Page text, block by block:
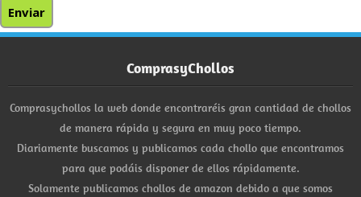
ComprasyChollos
Comprasychollos la web donde encontraréis gran cantidad de chollos
de manera rápida y segura en muy poco tiempo.
Diariamente buscamos y publicamos cada chollo que encontramos
para que podáis disponer de ellos rápidamente.
Solamente publicamos chollos de amazon debido a que somos